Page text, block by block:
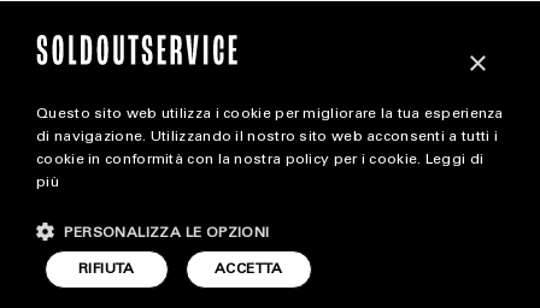
magazine
STYLE
FOOTWEAR
#CHINESE SOLDOUTSERVICE
×
Questo sito web utilizza i cookie per migliorare la tua esperienza
di navigazione. Utilizzando il nostro sito web acconsenti a tutti i
cookie in conformità con la nostra policy per i cookie. Leggi di
più
ACCETTA
RIFIUTA
PERSONALIZZA LE OPZIONI